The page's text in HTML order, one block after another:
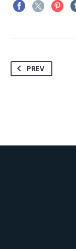
PREV